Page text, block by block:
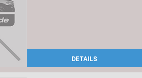
DETAILS